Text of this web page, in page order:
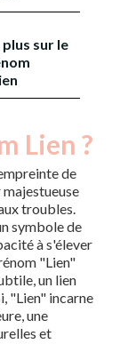
sur le
Lien ?
de
troubles.
symbole de
à s'élever
"Lien"
un lien
"Lien" incarne
une
et